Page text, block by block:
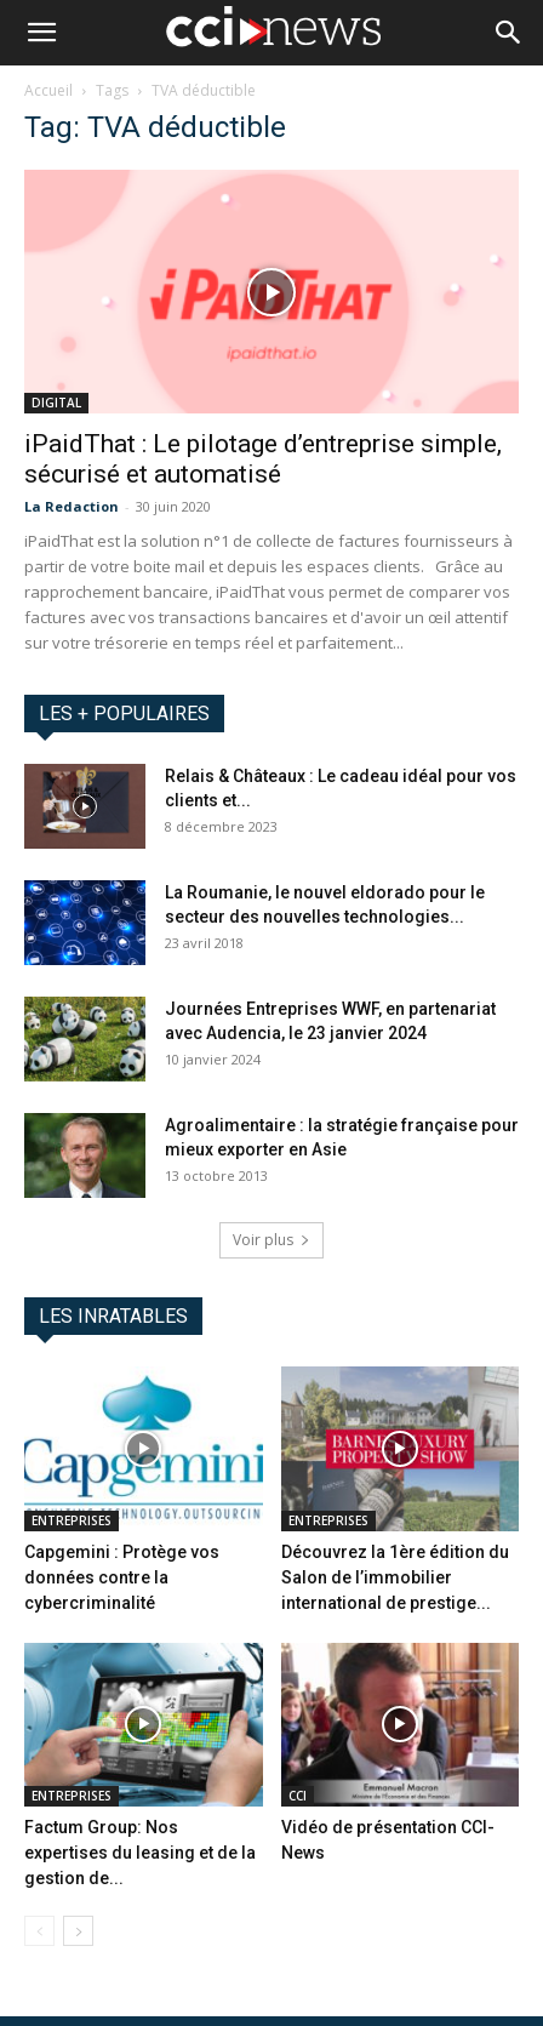
Accueil Tags TVA déductible
Tag: TVA déductible
DIGITAL
iPaidThat : Le pilotage d’entreprise simple,
sécurisé et automatisé
La Redaction - 30 juin 2020
iPaidThat est la solution n°1 de collecte de factures fournisseurs à
partir de votre boite mail et depuis les espaces clients. Grâce au
rapprochement bancaire, iPaidThat vous permet de comparer vos
factures avec vos transactions bancaires et d'avoir un œil attentif
sur votre trésorerie en temps réel et parfaitement...
LES + POPULAIRES
Relais & Châteaux : Le cadeau idéal pour vos
clients et...
8 décembre 2023
La Roumanie, le nouvel eldorado pour le
secteur des nouvelles technologies...
23 avril 2018
Journées Entreprises WWF, en partenariat
avec Audencia, le 23 janvier 2024
10 janvier 2024
Agroalimentaire : la stratégie française pour
mieux exporter en Asie
13 octobre 2013
Voir plus
LES INRATABLES
ENTREPRISES
Capgemini : Protège vos
données contre la
cybercriminalité
ENTREPRISES
Découvrez la 1ère édition du
Salon de l’immobilier
international de prestige...
ENTREPRISES
Factum Group: Nos
expertises du leasing et de la
gestion de...
CCI
Vidéo de présentation CCI-
News